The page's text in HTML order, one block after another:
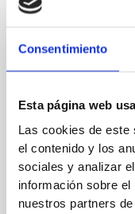
Consentimiento
Esta página web
Las cookies de este
el contenido y los
sociales y analizar
información sobre
nuestros partners
moda;
del momento.
Fue todo un lujo
Qué maravilla volver
reencontrarnos con